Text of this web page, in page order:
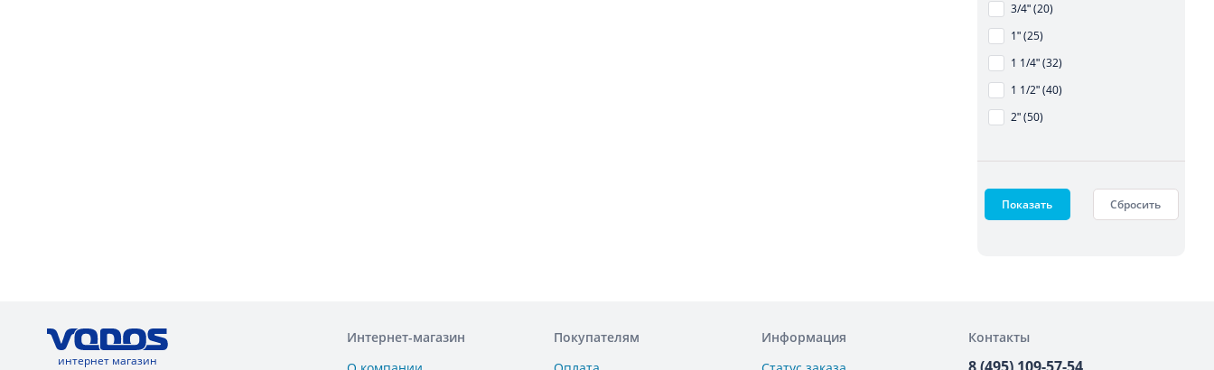
3/4ʺ (20)
1ʺ (25)
1 1/4ʺ (32)
1 1/2ʺ (40)
2ʺ (50)
Показать Сбросить
интернет магазин
Интернет-магазин
Покупателям
Информация
Контакты